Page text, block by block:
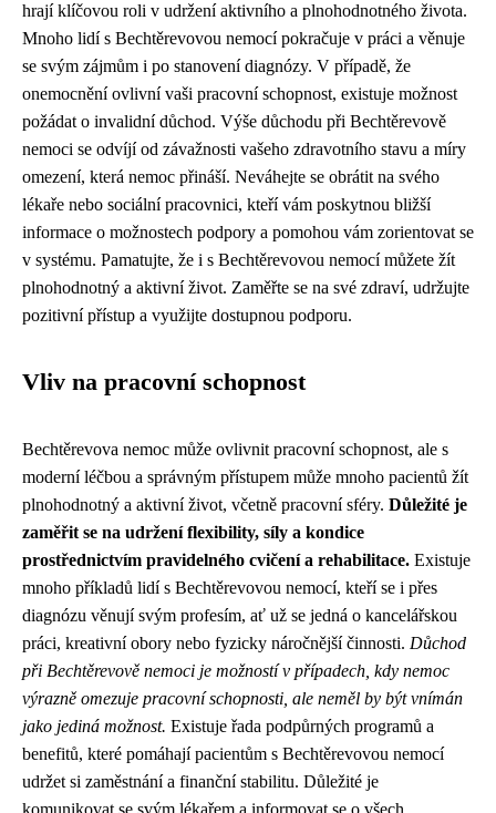
hrají klíčovou roli v udržení aktivního a plnohodnotného života.
Mnoho lidí s Bechtěrevovou nemocí pokračuje v práci a věnuje
se svým zájmům i po stanovení diagnózy. V případě, že
onemocnění ovlivní vaši pracovní schopnost, existuje možnost
požádat o invalidní důchod. Výše důchodu při Bechtěrevově
nemoci se odvíjí od závažnosti vašeho zdravotního stavu a míry
omezení, která nemoc přináší. Neváhejte se obrátit na svého
lékaře nebo sociální pracovnici, kteří vám poskytnou bližší
informace o možnostech podpory a pomohou vám zorientovat se
v systému. Pamatujte, že i s Bechtěrevovou nemocí můžete žít
plnohodnotný a aktivní život. Zaměřte se na své zdraví, udržujte
pozitivní přístup a využijte dostupnou podporu.
Vliv na pracovní schopnost
Bechtěrevova nemoc může ovlivnit pracovní schopnost, ale s
moderní léčbou a správným přístupem může mnoho pacientů žít
plnohodnotný a aktivní život, včetně pracovní sféry. Důležité je
zaměřit se na udržení flexibility, síly a kondice
prostřednictvím pravidelného cvičení a rehabilitace. Existuje
mnoho příkladů lidí s Bechtěrevovou nemocí, kteří se i přes
diagnózu věnují svým profesím, ať už se jedná o kancelářskou
práci, kreativní obory nebo fyzicky náročnější činnosti. Důchod
při Bechtěrevově nemoci je možností v případech, kdy nemoc
výrazně omezuje pracovní schopnosti, ale neměl by být vnímán
jako jediná možnost. Existuje řada podpůrných programů a
benefitů, které pomáhají pacientům s Bechtěrevovou nemocí
udržet si zaměstnání a finanční stabilitu. Důležité je
komunikovat se svým lékařem a informovat se o všech